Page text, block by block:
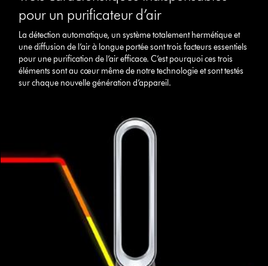
pour un purificateur d’air
La détection automatique, un système totalement hermétique et
une diffusion de l’air à longue portée sont trois facteurs essentiels
pour une purification de l’air efficace. C’est pourquoi ces trois
éléments sont au cœur même de notre technologie et sont testés
sur chaque nouvelle génération d’appareil.